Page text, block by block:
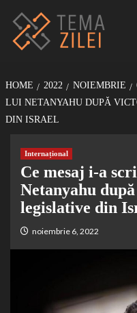
conținut
HOME 2022 NOIEMBRIE
LUI NETANYAHU DUPĂ
DIN ISRAEL
Internațional
Ce mesaj i-a
Netanyahu
legislative din
noiembrie 6, 2022